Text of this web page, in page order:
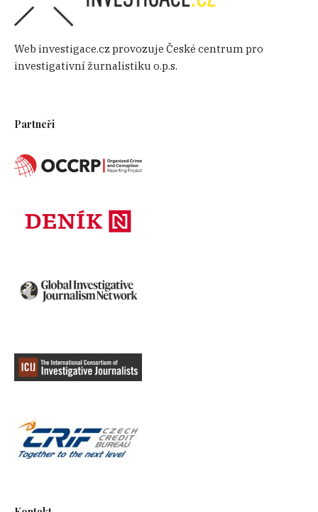
Web investigace.cz provozuje České centrum pro
investigativní žurnalistiku o.p.s.
Partneři